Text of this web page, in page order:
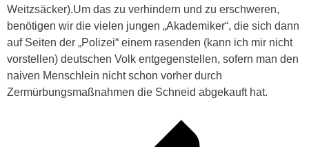
Weitzsäcker).Um das zu verhindern und zu erschweren,
benötigen wir die vielen jungen „Akademiker“, die sich dann
auf Seiten der „Polizei“ einem rasenden (kann ich mir nicht
vorstellen) deutschen Volk entgegenstellen, sofern man den
naiven Menschlein nicht schon vorher durch
Zermürbungsmaßnahmen die Schneid abgekauft hat.